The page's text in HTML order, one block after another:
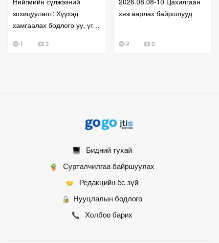
зохицуулалт: Хүүхэд
хамгаалах бодлого уу, үг
оролдлого уу?
1 3
хязгаарлах байршлууд
2 0
Бидний тухай
Сурталчилгаа байршуулах
Редакцийн ёс зүй
Нууцлалын бодлого
Холбоо барих